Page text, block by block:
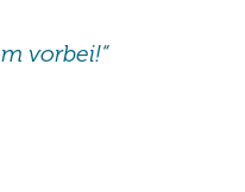
vorbei!“